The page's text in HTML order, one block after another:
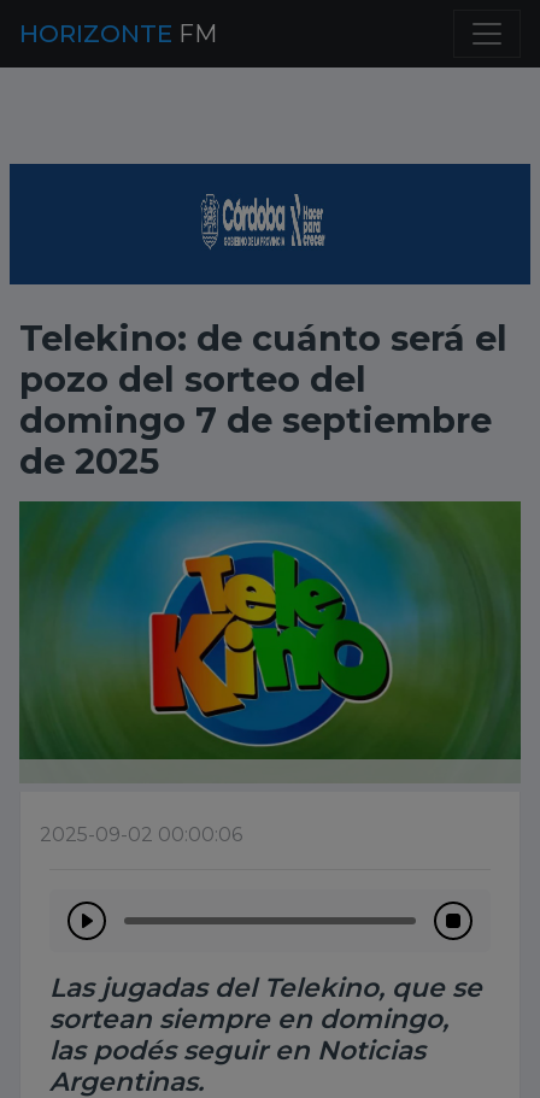
HORIZONTE FM
Telekino: de cuánto será el
pozo del sorteo del
domingo 7 de septiembre
de 2025
2025-09-02 00:00:06
Las jugadas del Telekino, que se
sortean siempre en domingo,
las podés seguir en Noticias
Argentinas.